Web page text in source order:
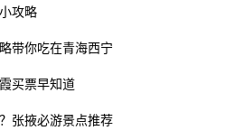
攻略
带你吃在青海西宁
买票早知道
张掖必游景点推荐